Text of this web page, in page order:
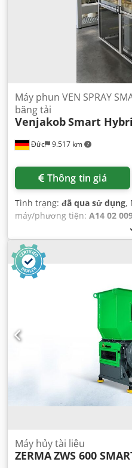
Đức 9.517 km
Máy phun VEN SPRAY
băng tải
VenjakobSmart
Thông tin giá
Tình trạng: đã qua sử dụng,
máy/phương tiện: A14 02
Máy hủy tài liệu
ZERMAZWS 600